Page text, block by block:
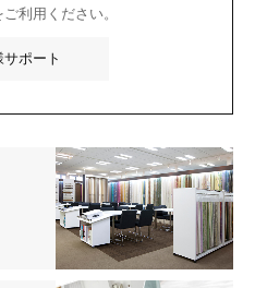
ご利用ください。
サポート